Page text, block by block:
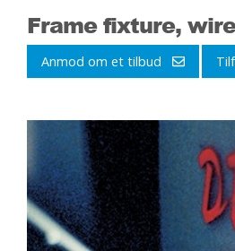
Frame fixture,
Anmod om et tilbud